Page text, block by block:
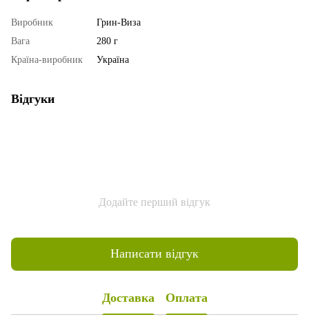
Виробник
Грин-Виза
Вага
280 г
Країна-виробник
Україна
Відгуки
Додайте перший відгук
Написати відгук
Доставка Оплата